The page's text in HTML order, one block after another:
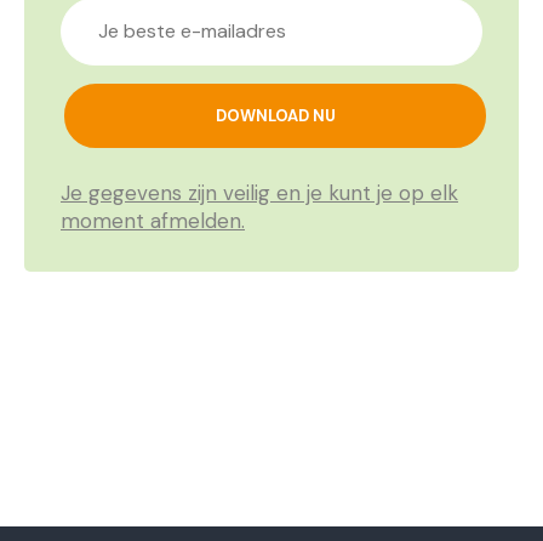
Je gegevens zijn veilig en je kunt je op elk
moment afmelden.